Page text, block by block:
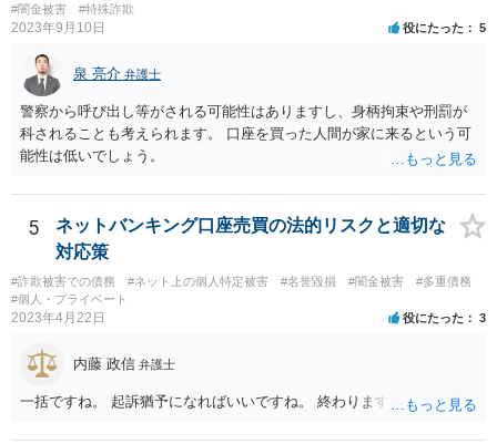
#闇金被害 #特殊詐欺
2023年9月10日 役にたった 5
泉 亮介 弁護士
警察から呼び出し等がされる可能性はありますし、身柄拘束や刑罰が
科されることも考えられます。 口座を買った人間が家に来るという可
能性は低いでしょう。
5
ネットバンキング口座売買の法的リスクと適切な
対応策
#詐欺被害での債務 #ネット上の個人特定被害 #名誉毀損 #闇金被害
#多重債務
#個人・プライベート
2023年4月22日 役にたった 3
内藤 政信 弁護士
一括ですね。 起訴猶予になればいいですね。 終わります。